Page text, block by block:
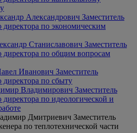
Александрович Заместитель
директора по экономическим
Станиславович Заместитель
директора по общим вопросам
Иванович Заместитель
директора по сбыту
Владимирович Заместитель
директора по идеологической и
Дмитриевич Заместитель
по теплотехнической части